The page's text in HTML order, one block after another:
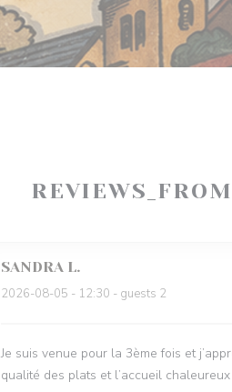
SANDRA L
2026-08-05 - 12:30 - guests 2
Je suis venue pour la 3ème fois et
qualité des plats et l’accueil